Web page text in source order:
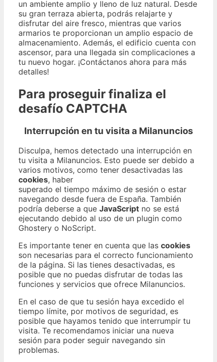
un ambiente amplio y lleno de luz natural. Desde
su gran terraza abierta, podrás relajarte y
disfrutar del aire fresco, mientras que varios
armarios te proporcionan un amplio espacio de
almacenamiento. Además, el edificio cuenta con
ascensor, para una llegada sin complicaciones a
tu nuevo hogar. ¡Contáctanos ahora para más
detalles!
Para proseguir finaliza el
desafío CAPTCHA
Interrupción en tu visita a Milanuncios
Disculpa, hemos detectado una interrupción en
tu visita a Milanuncios. Esto puede ser debido a
varios motivos, como tener desactivadas las
cookies, haber
superado el tiempo máximo de sesión o estar
navegando desde fuera de España. También
podría deberse a que JavaScript no se está
ejecutando debido al uso de un plugin como
Ghostery o NoScript.
Es importante tener en cuenta que las cookies
son necesarias para el correcto funcionamiento
de la página. Si las tienes desactivadas, es
posible que no puedas disfrutar de todas las
funciones y servicios que ofrece Milanuncios.
En el caso de que tu sesión haya excedido el
tiempo límite, por motivos de seguridad, es
posible que hayamos tenido que interrumpir tu
visita. Te recomendamos iniciar una nueva
sesión para poder seguir navegando sin
problemas.